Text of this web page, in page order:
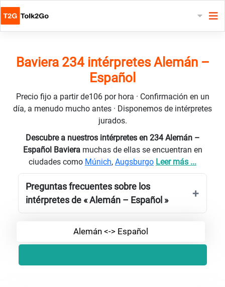
Baviera 234 intérpretes Alemán –
Español
Precio fijo a partir de106 por hora · Confirmación en un
día, a menudo mucho antes · Disponemos de intérpretes
jurados.
Descubre a nuestros intérpretes en 234 Alemán –
Español Baviera muchas de ellas se encuentran en
ciudades como Múnich, Augsburgo Leer más ...
Preguntas frecuentes sobre los
intérpretes de « Alemán – Español »
Alemán <-> Español